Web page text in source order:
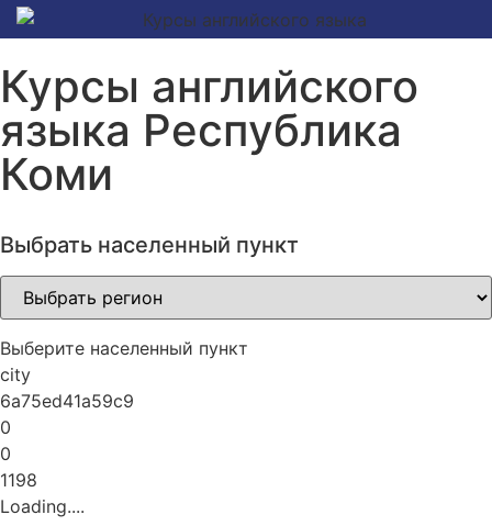
Курсы английского
языка Республика
Коми
Выбрать населенный пункт
Выберите населенный пункт
city
6a75ed41a59c9
0
0
1198
Loading....